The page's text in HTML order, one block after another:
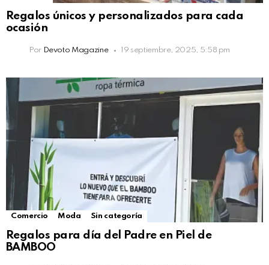
Regalos únicos y personalizados para cada
ocasión
Por Devoto Magazine 19 septiembre, 2025, 5:58 pm
Comercio Moda Sin categoría
Regalos para día del Padre en Piel de
BAMBOO